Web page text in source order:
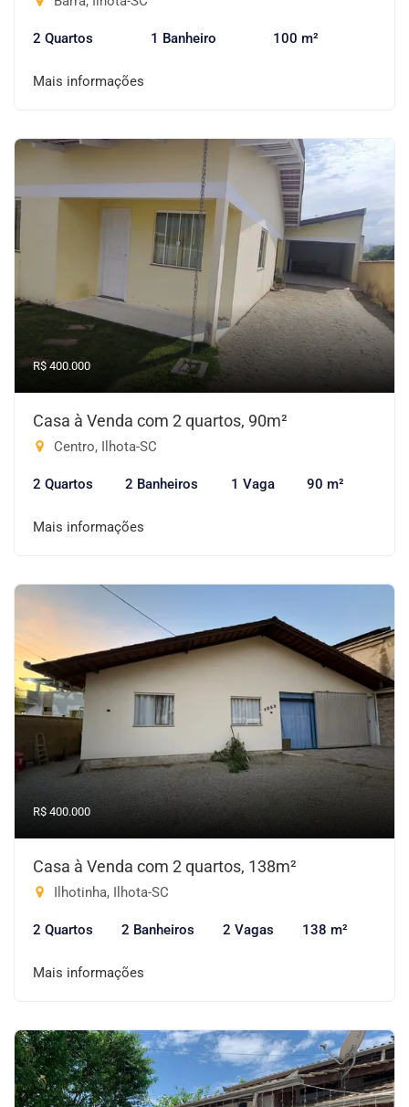
2 Quartos 1 Banheiro 100 m²
Mais informações
R$ 400.000
Casa à Venda com 2 quartos, 90m²
Centro, Ilhota-SC
2 Quartos 2 Banheiros 1 Vaga 90 m²
Mais informações
R$ 400.000
Casa à Venda com 2 quartos, 138m²
Ilhotinha, Ilhota-SC
2 Quartos 2 Banheiros 2 Vagas 138 m²
Mais informações